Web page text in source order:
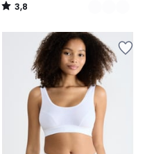
3,8
/